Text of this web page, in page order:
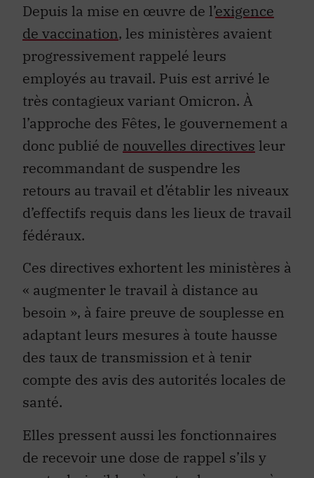
Depuis la mise en œuvre de l’exigence
de vaccination, les ministères avaient
progressivement rappelé leurs
employés au travail. Puis est arrivé le
très contagieux variant Omicron. À
l’approche des Fêtes, le gouvernement a
donc publié de nouvelles directives leur
recommandant de suspendre les
retours au travail et d’établir les niveaux
d’effectifs requis dans les lieux de travail
fédéraux.
Ces directives exhortent les ministères à
« augmenter le travail à distance au
besoin », à faire preuve de souplesse en
adaptant leurs mesures à toute hausse
des taux de transmission et à tenir
compte des avis des autorités locales de
santé.
Elles pressent aussi les fonctionnaires
de recevoir une dose de rappel s’ils y